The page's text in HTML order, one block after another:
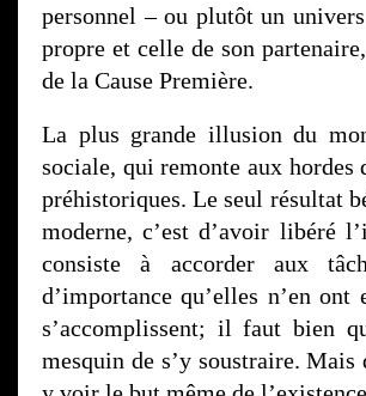
personnel – ou plutôt un
propre et celle de son
de la Cause Première.
La plus grande illusion du
sociale, qui remonte aux hordes
préhistoriques. Le seul résultat
moderne, c’est d’avoir libéré
consiste à accorder aux
d’importance qu’elles n’en
s’accomplissent; il faut bien
mesquin de s’y soustraire.